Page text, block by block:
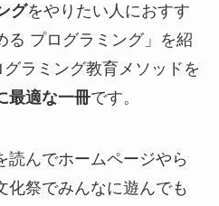
グをやりたい人におすす
る プログラミング」を紹
ラミング教育メソッドを
最適な一冊です。
読んでホームページやら
化祭でみんなに遊んでも